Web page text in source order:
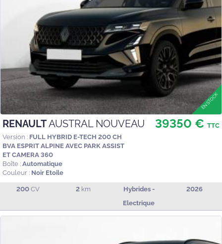
RENAULTAUSTRAL NOUVEAU
Version : FULL HYBRID E-TECH 200 CH
BVA ESPRIT ALPINE AVEC PARK ASSIST
ET CAMERA 360
Boîte : Automatique
Couleur : Noir Etoile
39350 € TTC
200 CV 2 km
Hybrides -
Electrique
2026